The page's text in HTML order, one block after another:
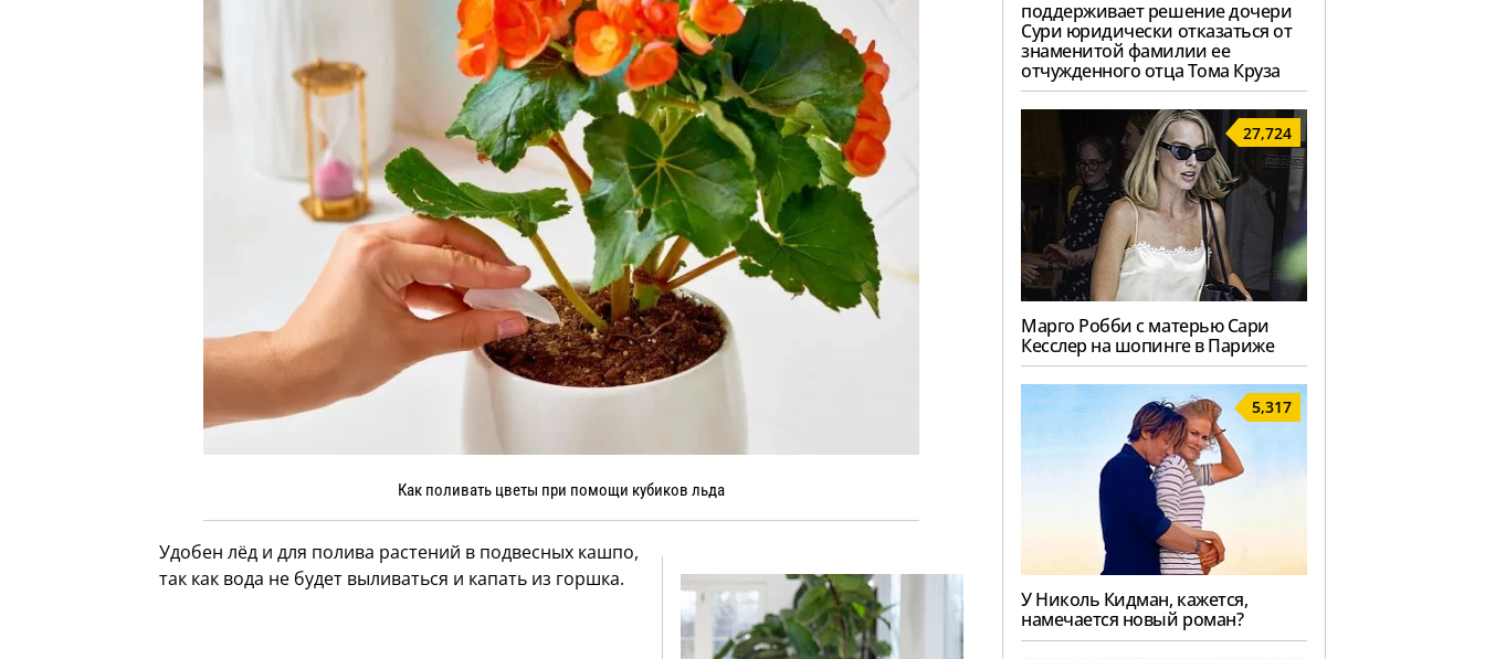
Как поливать цветы при помощи кубиков льда
Удобен лёд и для полива растений в подвесных кашпо,
так как вода не будет выливаться и капать из горшка.
поддерживает решение дочери
Сури юридически отказаться от
знаменитой фамилии ее
отчужденного отца Тома Круза
27,724
Марго Робби с матерью Сари
Кесслер на шопинге в Париже
5,317
У Николь Кидман, кажется,
намечается новый роман?